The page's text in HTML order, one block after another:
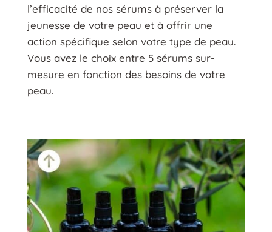
l’efficacité de nos sérums à préserver la
jeunesse de votre peau et à offrir une
action spécifique selon votre type de peau.
Vous avez le choix entre 5 sérums sur-
mesure en fonction des besoins de votre
peau.